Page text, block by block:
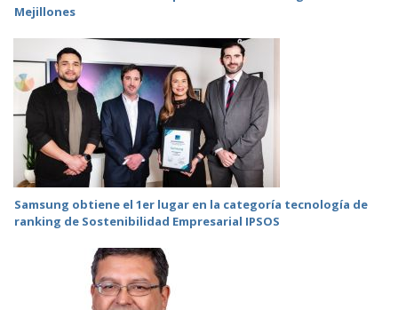
Mejillones
Samsung obtiene el 1er lugar en la categoría tecnología de
ranking de Sostenibilidad Empresarial IPSOS